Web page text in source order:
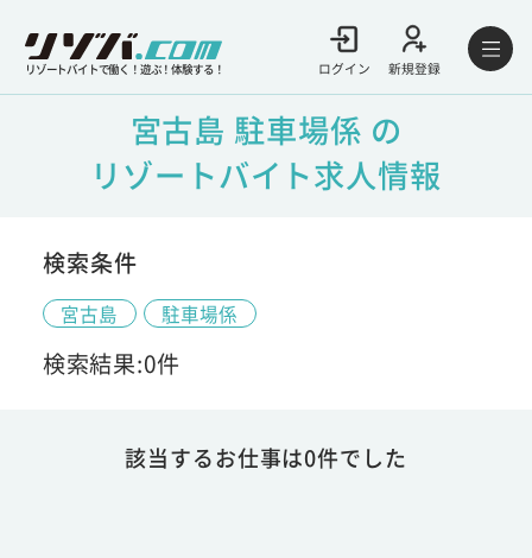
リゾートバイトで働く！遊ぶ！体験する！ ログイン 新規登録
宮古島 駐車場係 の
リゾートバイト求人情報
検索条件
宮古島 駐車場係
検索結果:0件
該当するお仕事は0件でした